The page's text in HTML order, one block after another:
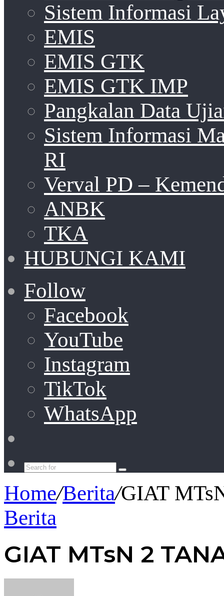
Sistem Informasi
EMIS
EMIS GTK
EMIS GTK IMP
Pangkalan Data
Sistem Informasi
RI
Verval PD –
ANBK
TKA
HUBUNGI KAMI
Follow
Facebook
YouTube
Instagram
TikTok
WhatsApp
Search
Home/Berita/GIAT
Berita
GIAT MTsN 2